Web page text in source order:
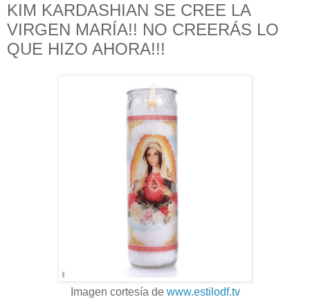
KIM KARDASHIAN SE CREE LA
VIRGEN MARÍA!! NO CREERÁS LO
QUE HIZO AHORA!!!
Imagen cortesía de www.estilodf.tv